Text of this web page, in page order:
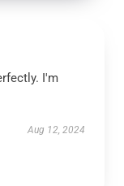
I'm
Aug 12, 2024